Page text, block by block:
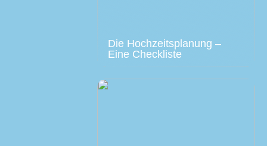
Die Hochzeitsplanung –
Eine Checkliste